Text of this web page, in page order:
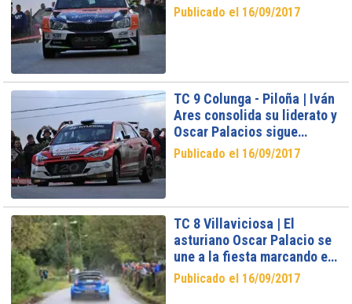
Publicado el 16/09/2017
TC 9 Colunga - Piloña | Iván
Ares consolida su liderato y
Oscar Palacios sigue
recortando
Publicado el 16/09/2017
TC 8 Villaviciosa | El
asturiano Oscar Palacio se
une a la fiesta marcando el
mejor tiempo en Villaviciosa
Publicado el 16/09/2017